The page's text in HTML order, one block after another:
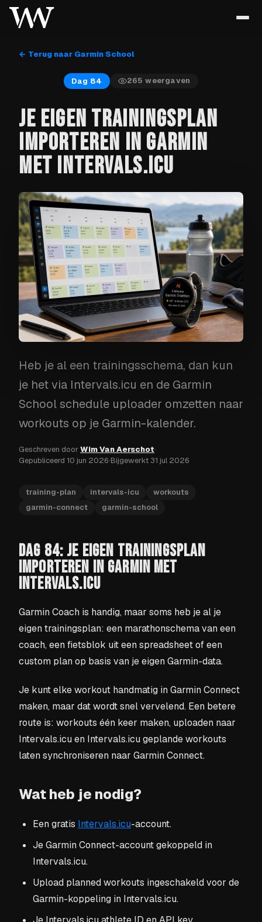
← Terug naar Garmin School
Dag 84 265 weergaven
JE EIGEN TRAININGSPLAN
IMPORTEREN IN GARMIN
MET INTERVALS.ICU
Heb je al een trainingsschema, dan kun
je het via Intervals.icu en de Garmin
School schedule uploader omzetten naar
workouts op je Garmin-kalender.
Geschreven doorWim Van Aerschot·
Gepubliceerd 10 jun 2026·Bijgewerkt 31 jul 2026
training-plan intervals-icu
workouts
garmin-connect
garmin-school
DAG 84: JE EIGEN TRAININGSPLAN
IMPORTEREN IN GARMIN MET
INTERVALS.ICU
Garmin Coach is handig, maar soms heb je al je
eigen trainingsplan: een marathonschema van een
coach, een fietsblok uit een spreadsheet of een
custom plan op basis van je eigen Garmin-data.
Je kunt elke workout handmatig in Garmin Connect
maken, maar dat wordt snel vervelend. Een betere
route is: workouts één keer maken, uploaden naar
Intervals.icu en Intervals.icu geplande workouts
laten synchroniseren naar Garmin Connect.
Wat heb je nodig?
Een gratis Intervals.icu-account.
Je Garmin Connect-account gekoppeld in
Intervals.icu.
Upload planned workouts ingeschakeld voor de
Garmin-koppeling in Intervals.icu.